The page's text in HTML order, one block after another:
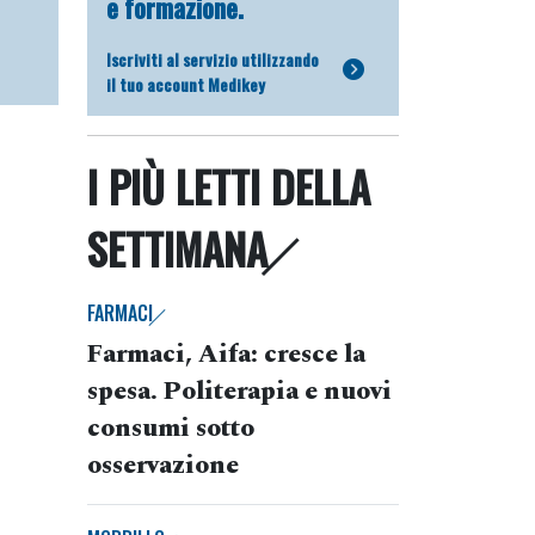
Iscriviti al servizio utilizzando
il tuo account Medikey
I PIÙ LETTI DELLA
SETTIMANA
FARMACI
Farmaci, Aifa: cresce la
spesa. Politerapia e nuovi
consumi sotto
osservazione